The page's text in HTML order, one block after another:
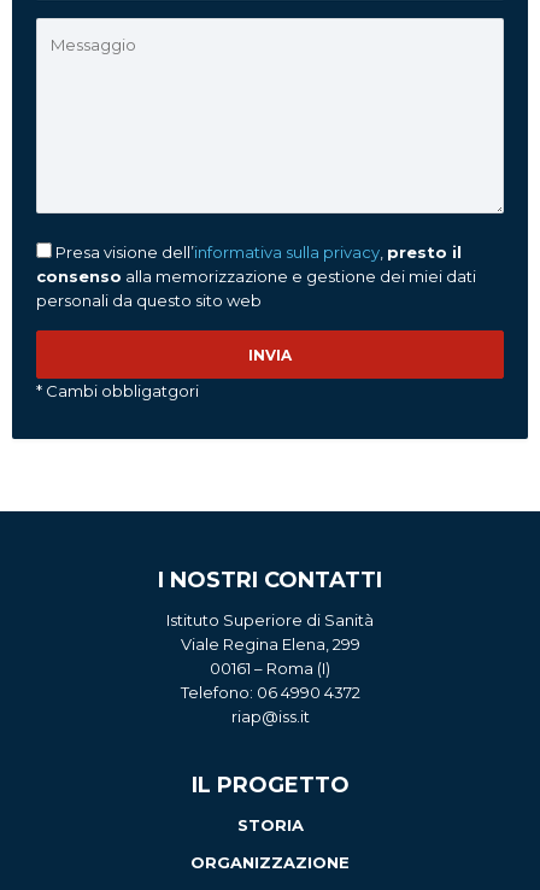
Presa visione dell’informativa sulla privacy presto il
consenso alla memorizzazione e gestione dei miei dati
personali da questo sito web
* Cambi obbligatgori
I NOSTRI CONTATTI
Istituto Superiore di Sanità
Viale Regina Elena, 299
00161 – Roma (I)
Telefono: 06 4990 4372
riap@iss.it
IL PROGETTO
STORIA
ORGANIZZAZIONE